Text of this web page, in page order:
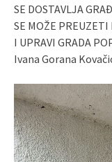
SE DOSTAVLJA
SE MOŽE
I UPRAVI GRADA
Ivana Gorana